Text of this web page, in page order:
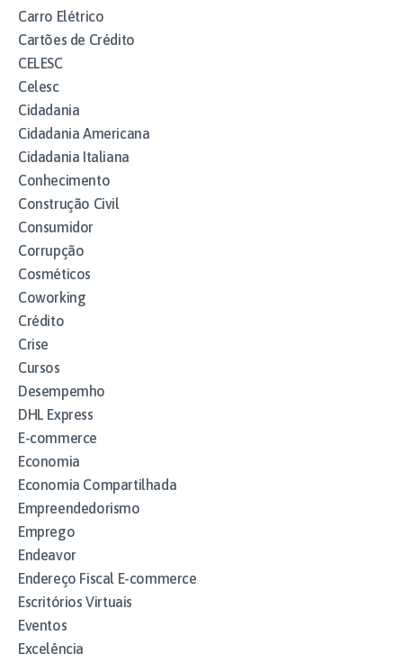
Carro Elétrico
Cartões de Crédito
CELESC
Celesc
Cidadania
Cidadania Americana
Cidadania Italiana
Conhecimento
Construção Civil
Consumidor
Corrupção
Cosméticos
Coworking
Crédito
Crise
Cursos
Desempemho
DHL Express
E-commerce
Economia
Economia Compartilhada
Empreendedorismo
Emprego
Endeavor
Endereço Fiscal E-commerce
Escritórios Virtuais
Eventos
Excelência